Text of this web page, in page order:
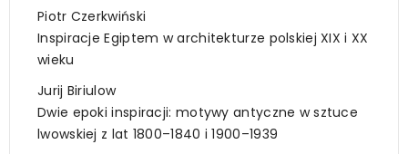
Piotr Czerkwiński
Inspiracje Egiptem w architekturze polskiej XIX i XX
wieku
Jurij Biriulow
Dwie epoki inspiracji: motywy antyczne w sztuce
lwowskiej z lat 1800–1840 i 1900–1939